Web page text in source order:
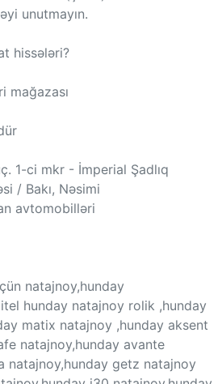
unutmayın.
hissələri?
mağazası
1-ci mkr - İmperial Şadlıq
/ Bakı, Nəsimi
avtomobilləri
natajnoy,hunday
hunday natajnoy rolik ,hunday
matix natajnoy ,hunday aksent
natajnoy,hunday avante
natajnoy,hunday getz natajnoy